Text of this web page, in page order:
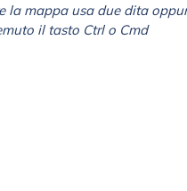
la mappa usa due dita
il tasto Ctrl o Cmd